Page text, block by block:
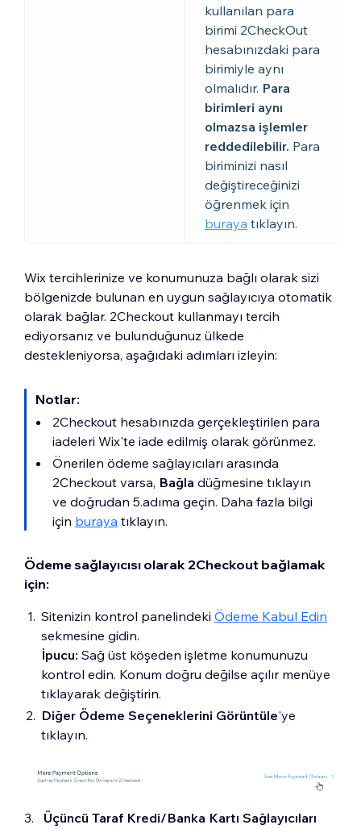
kullanılan para
birimi 2CheckOut
hesabınızdaki para
birimiyle aynı
olmalıdır. Para
birimleri aynı
olmazsa işlemler
reddedilebilir. Para
biriminizi nasıl
değiştireceğinizi
öğrenmek için
buraya tıklayın.
Wix tercihlerinize ve konumunuza bağlı olarak sizi
bölgenizde bulunan en uygun sağlayıcıya otomatik
olarak bağlar. 2Checkout kullanmayı tercih
ediyorsanız ve bulunduğunuz ülkede
destekleniyorsa, aşağıdaki adımları izleyin:
Notlar:
2Checkout hesabınızda gerçekleştirilen para
iadeleri Wix'te iade edilmiş olarak görünmez.
Önerilen ödeme sağlayıcıları arasında
2Checkout varsa, Bağla düğmesine tıklayın
ve doğrudan 5.adıma geçin. Daha fazla bilgi
için buraya tıklayın.
Ödeme sağlayıcısı olarak 2Checkout bağlamak
için:
Sitenizin kontrol panelindeki Ödeme Kabul Edin
sekmesine gidin.
İpucu: Sağ üst köşeden işletme konumunuzu
kontrol edin. Konum doğru değilse açılır menüye
tıklayarak değiştirin.
Diğer Ödeme Seçeneklerini Görüntüle'ye
tıklayın.
3. Üçüncü Taraf Kredi/Banka Kartı Sağlayıcıları